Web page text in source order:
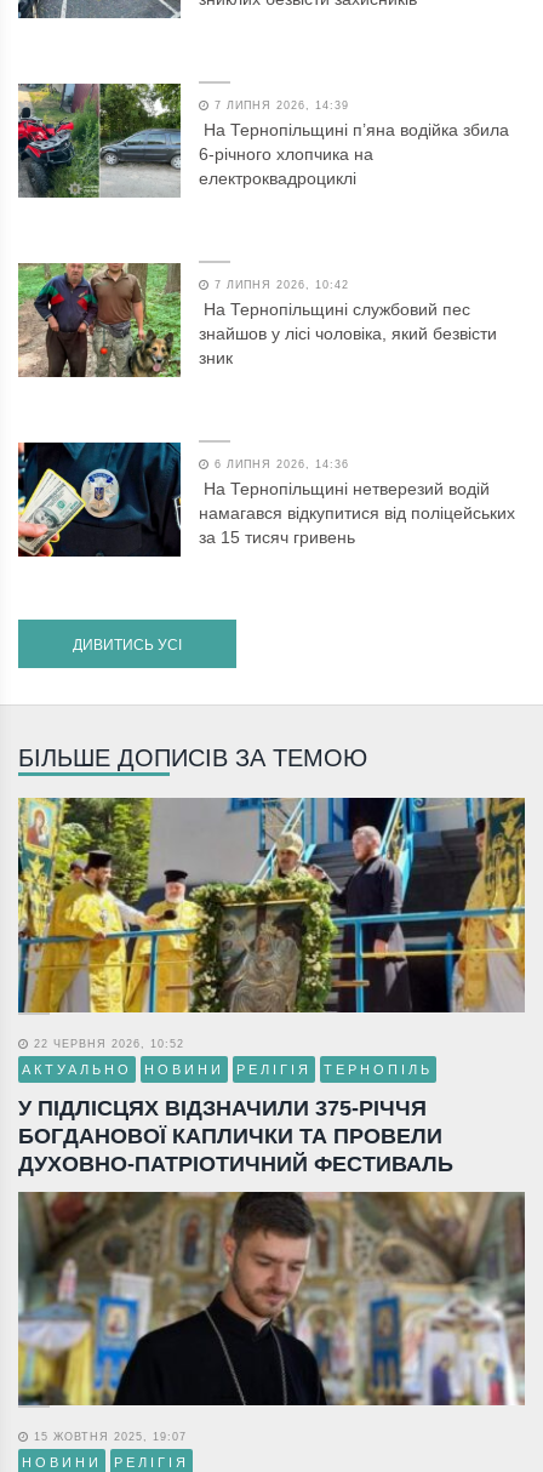
7 ЛИПНЯ 2026, 14:39
На Тернопільщині п’яна водійка збила
6-річного хлопчика на
електроквадроциклі
7 ЛИПНЯ 2026, 10:42
На Тернопільщині службовий пес
знайшов у лісі чоловіка, який безвісти
зник
6 ЛИПНЯ 2026, 14:36
На Тернопільщині нетверезий водій
намагався відкупитися від поліцейських
за 15 тисяч гривень
ДИВИТИСЬ УСІ
БІЛЬШЕ ДОПИСІВ ЗА ТЕМОЮ
22 ЧЕРВНЯ 2026, 10:52
АКТУАЛЬНО НОВИНИ РЕЛІГІЯ ТЕРНОПІЛЬ
У ПІДЛІСЦЯХ ВІДЗНАЧИЛИ 375-РІЧЧЯ
БОГДАНОВОЇ КАПЛИЧКИ ТА ПРОВЕЛИ
ДУХОВНО-ПАТРІОТИЧНИЙ ФЕСТИВАЛЬ
15 ЖОВТНЯ 2025, 19:07
НОВИНИ РЕЛІГІЯ